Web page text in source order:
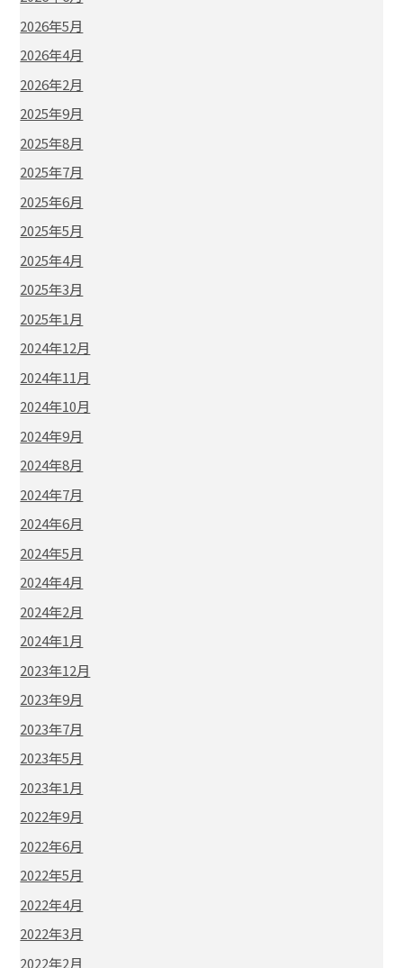
2026年5月
2026年4月
2026年2月
2025年9月
2025年8月
2025年7月
2025年6月
2025年5月
2025年4月
2025年3月
2025年1月
2024年12月
2024年11月
2024年10月
2024年9月
2024年8月
2024年7月
2024年6月
2024年5月
2024年4月
2024年2月
2024年1月
2023年12月
2023年9月
2023年7月
2023年5月
2023年1月
2022年9月
2022年6月
2022年5月
2022年4月
2022年3月
2022年2月